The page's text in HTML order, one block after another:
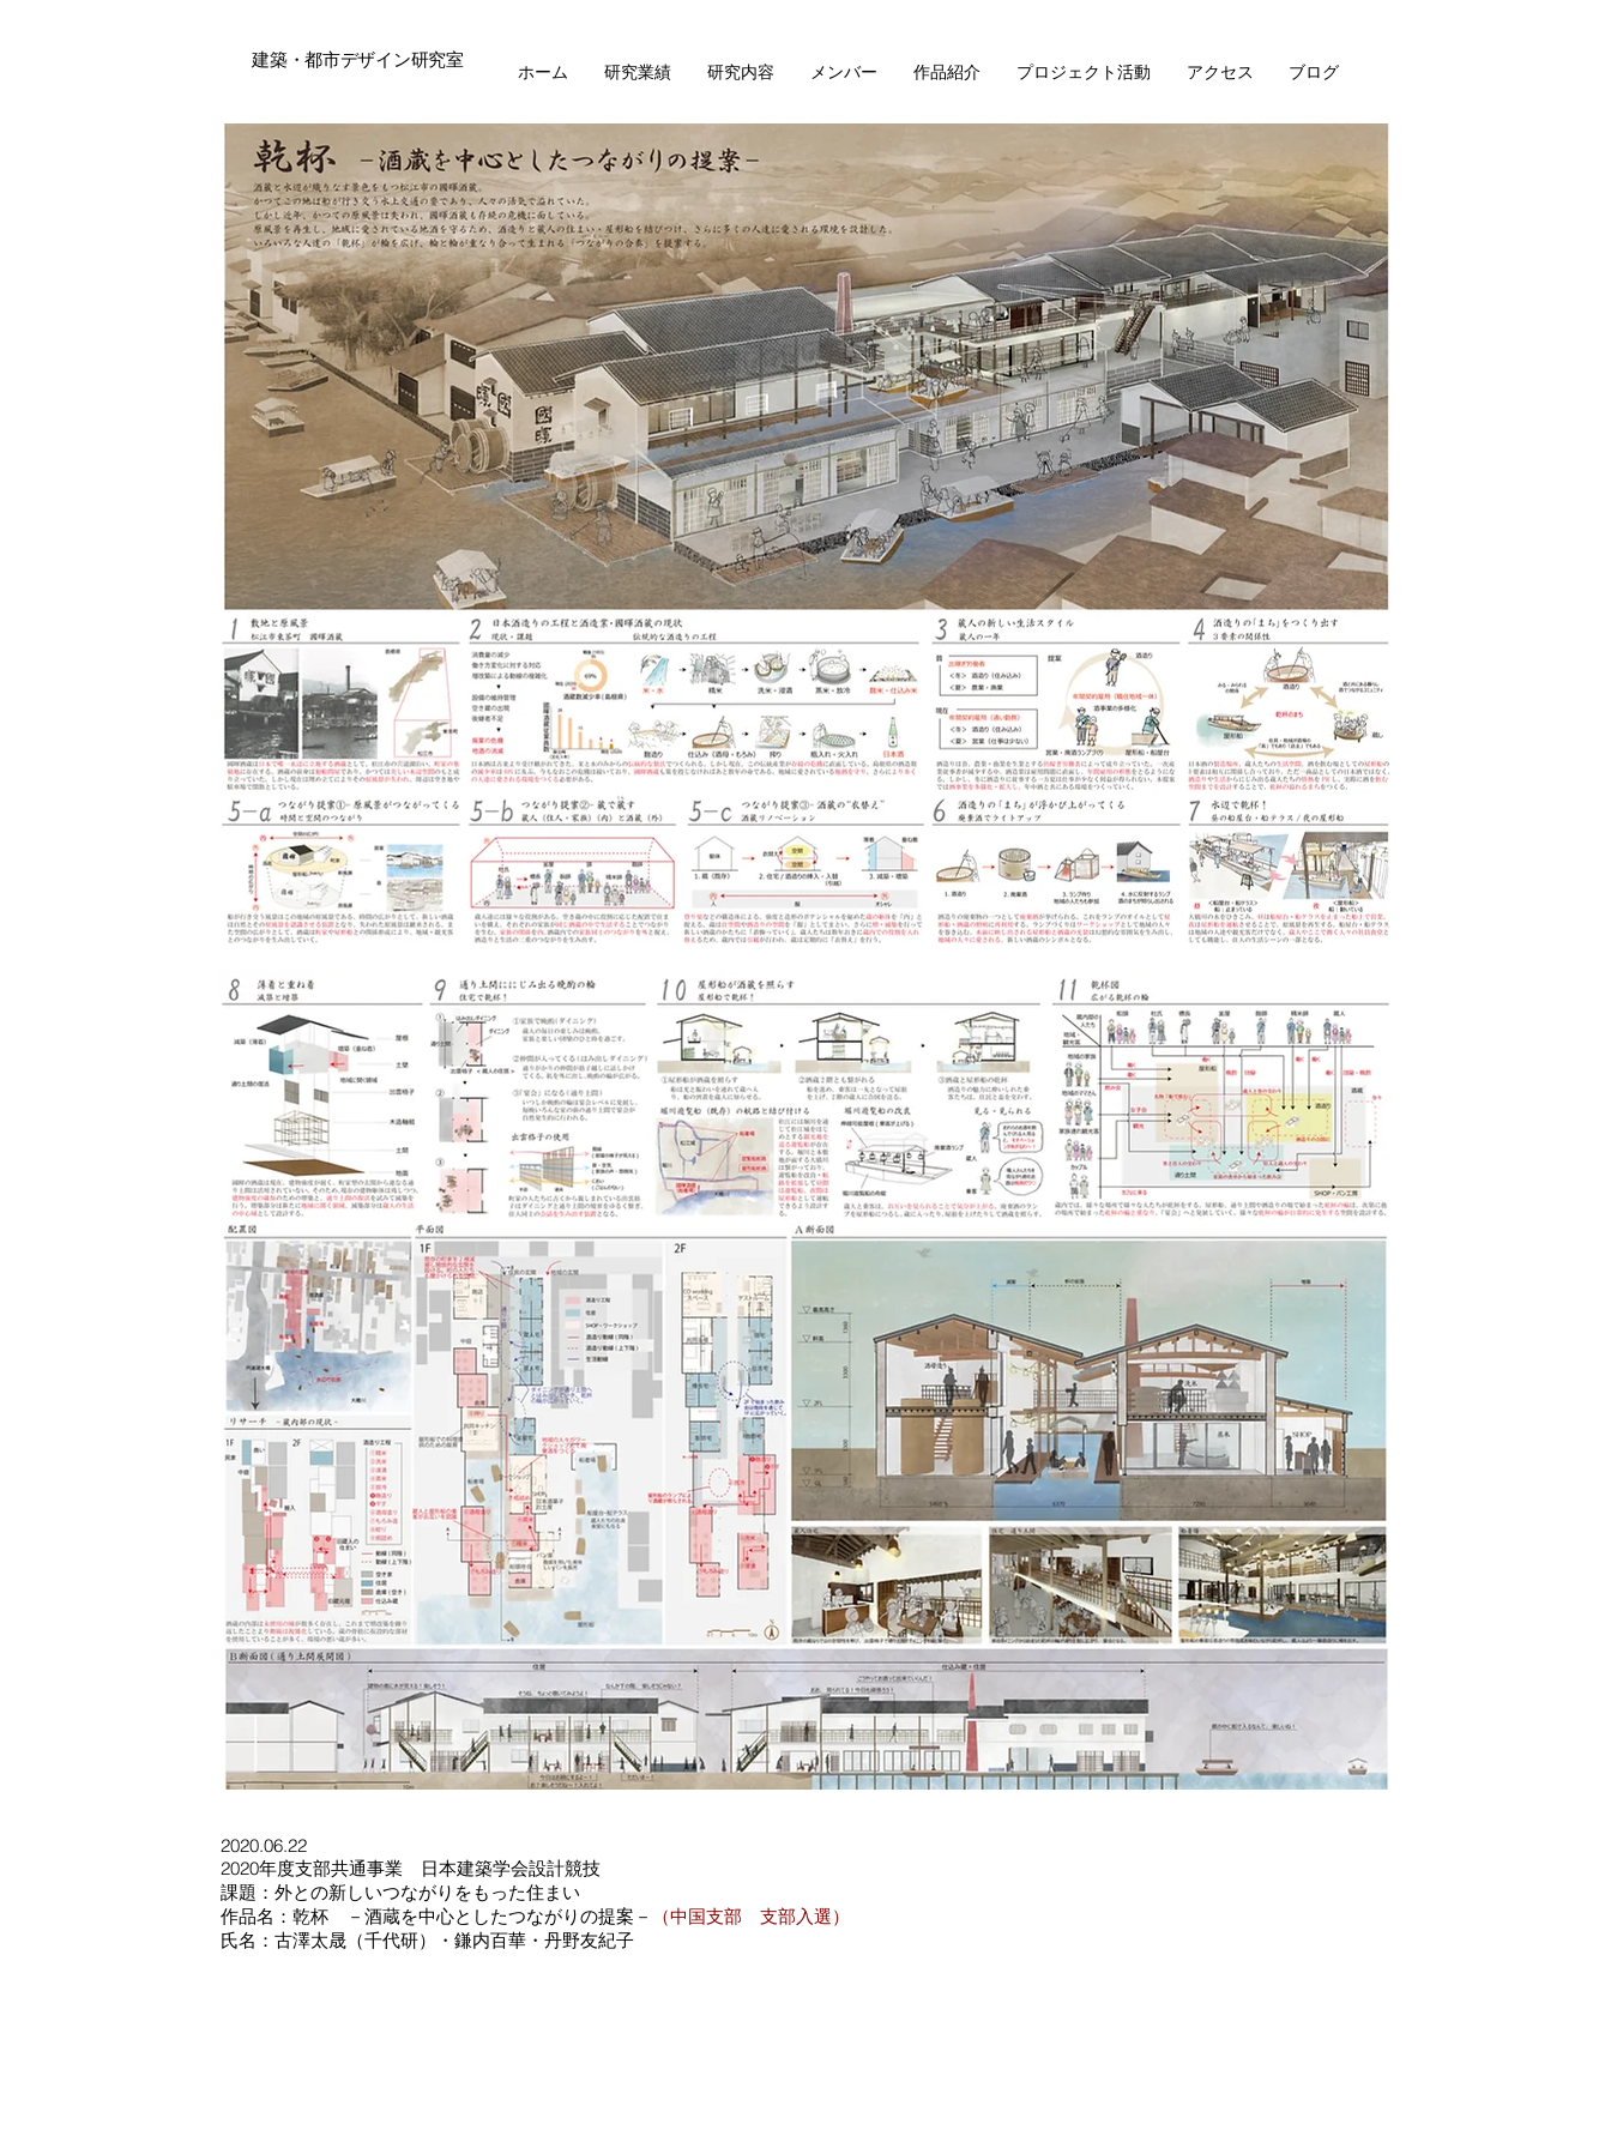
建築・都市デザイン研究室
ホーム 研究業績 研究内容 メンバー 作品紹介 プロジェクト活動 アクセス ブログ
2020.06.22
2020年度支部共通事業 日本建築学会設計競技
課題：外との新しいつながりをもった住まい
作品名：乾杯 －酒蔵を中心としたつながりの提案－
（中国支部 支部入選）
氏名：古澤太晟（千代研）・鎌内百華・丹野友紀子